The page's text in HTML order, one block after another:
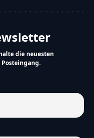
die neuesten